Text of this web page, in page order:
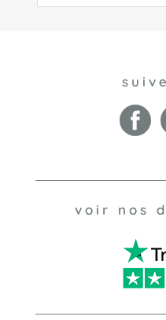
voir nos